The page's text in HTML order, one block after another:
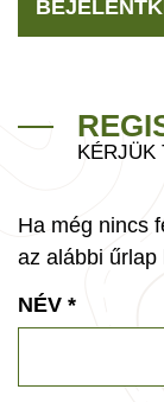
KÉRJÜK
Ha még nincs
az alábbi űrlap
NÉV *